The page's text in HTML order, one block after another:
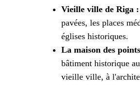
Vieille ville de Riga :
pavées, les places
églises historiques.
La maison des
bâtiment historique
vieille ville, à